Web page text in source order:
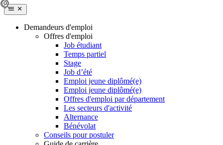
Demandeurs d'emploi
Offres d'emploi
Job étudiant
Temps partiel
Stage
Job d’été
Emploi jeune diplômé(e)
Emploi jeune diplômé(e)
Offres d'emploi par département
Les secteurs d'activité
Alternance
Bénévolat
Conseils pour postuler